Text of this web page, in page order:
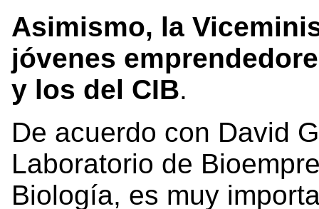
Asimismo, la
jóvenes
y los del CIB.
De acuerdo con David
Laboratorio de
Biología, es muy